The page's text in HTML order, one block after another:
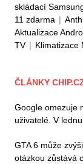
skládací
11 zdarma |
Aktualizace
TV | Klimatizace
ČLÁNKY
Google omezuje
uživatelé. V
GTA 6 může
otázkou zůstává